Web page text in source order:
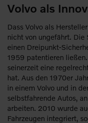
Volvo als
Dass Volvo als
nicht von ungefährt.
einen Dreipunkt-
1959 patentieren
seinerzeit eine
hat. Aus den 1970er
in einem Volvo und in
selbstfahrende Autos,
arbeiten. 2010 wurde
Fahrzeugen integriert,